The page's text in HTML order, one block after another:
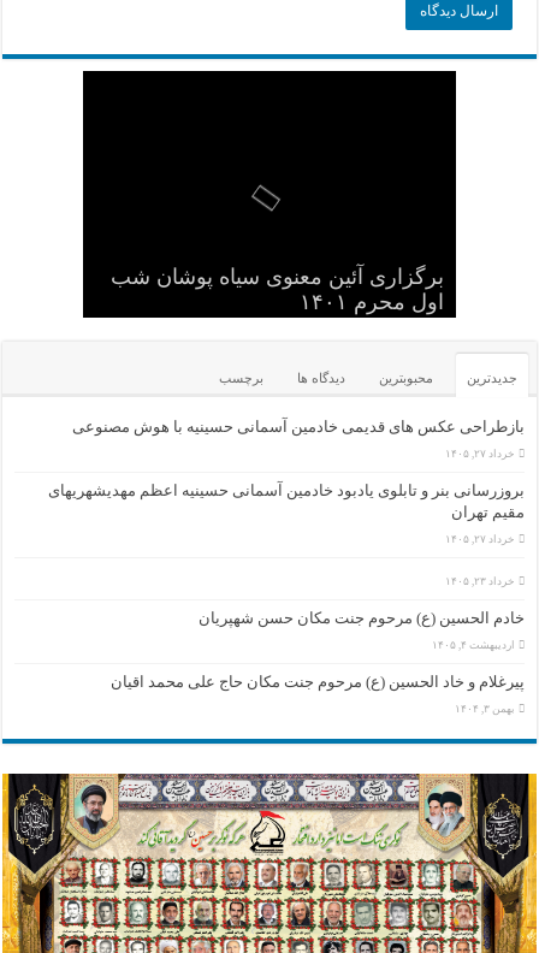
برگزاری آئین معنوی سیاه پوشان شب
اول محرم ۱۴۰۱
عکس یادگاری سالهای قدیم -۱
یک عکس از قدیم های دور
گلچین کلیپ های سایت
کودکان , نوجوانان و جوانان عاشورایی
حسینیه
جدیدترین محبوبترین دیدگاه ها برچسب
بازطراحی عکس های قدیمی خادمین آسمانی حسینیه با هوش مصنوعی
خرداد ۲۷, ۱۴۰۵
بروزرسانی بنر و تابلوی یادبود خادمین آسمانی حسینیه اعظم مهدیشهریهای
مقیم تهران
خرداد ۲۷, ۱۴۰۵
خرداد ۲۳, ۱۴۰۵
خادم الحسین (ع) مرحوم جنت مکان حسن شهپریان
اردیبهشت ۴, ۱۴۰۵
پیرغلام و خاد الحسین (ع) مرحوم جنت مکان حاج علی محمد اقیان
بهمن ۳, ۱۴۰۴